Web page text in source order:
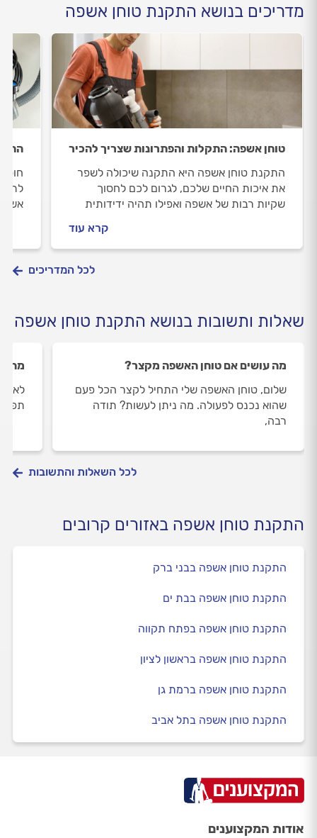
מדריכים בנושא התקנת טוחן אשפה
טוחן אשפה: התקלות והפתרונות שצריך להכיר
התקנת טוחן אשפה היא התקנה שיכולה לשפר
את איכות החיים שלכם, לגרום לכם לחסוך
שקיות רבות של אשפה ואפילו תהיה ידידותית
קרא עוד
לכל המדריכים
שאלות ותשובות בנושא התקנת טוחן אשפה
מה עושים אם טוחן האשפה מקצר?
שלום, טוחן האשפה שלי התחיל לקצר הכל פעם
שהוא נכנס לפעולה. מה ניתן לעשות? תודה
רבה,
מהם
לכל השאלות והתשובות
התקנת טוחן אשפה באזורים קרובים
התקנת טוחן אשפה בבני ברק
התקנת טוחן אשפה בבת ים
התקנת טוחן אשפה בפתח תקווה
התקנת טוחן אשפה בראשון לציון
התקנת טוחן אשפה ברמת גן
התקנת טוחן אשפה בתל אביב
אודות המקצוענים